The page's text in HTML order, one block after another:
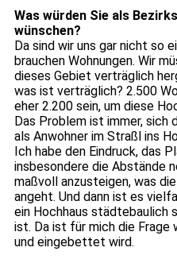
Was würden Sie als
wünschen?
Da sind wir uns gar nicht so
brauchen Wohnungen. Wir
dieses Gebiet verträglich
was ist verträglich? 2.500
eher 2.200 sein, um diese
Das Problem ist immer,
als Anwohner im Straßl ins
Ich habe den Eindruck, das
insbesondere die Abstände
maßvoll anzusteigen, was
angeht. Und dann ist es
ein Hochhaus städtebaulich
ist. Da ist für mich die
und eingebettet wird.